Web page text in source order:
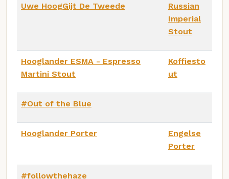
Uwe HoogGijt De Tweede
Russian
Imperial
Stout
Hooglander ESMA - Espresso
Martini Stout
Koffiesto
ut
#Out of the Blue
Hooglander Porter
Engelse
Porter
#followthehaze